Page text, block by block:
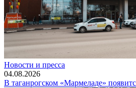
Новости и пресса
04.08.2026
В таганрогском «Мармеладе»